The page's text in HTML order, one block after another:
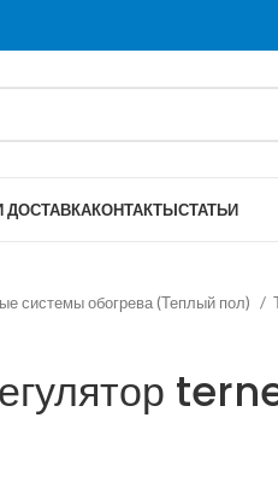
ДОСТАВКАКОНТАКТЫСТАТЬИ
системы обогрева (Теплый пол)